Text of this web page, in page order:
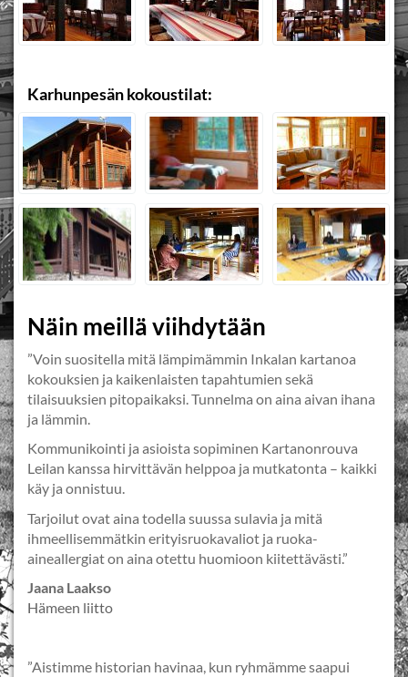
Karhunpesän kokoustilat:
Näin meillä viihdytään
”Voin suositella mitä lämpimämmin Inkalan kartanoa
kokouksien ja kaikenlaisten tapahtumien sekä
tilaisuuksien pitopaikaksi. Tunnelma on aina aivan ihana
ja lämmin.
Kommunikointi ja asioista sopiminen Kartanonrouva
Leilan kanssa hirvittävän helppoa ja mutkatonta – kaikki
käy ja onnistuu.
Tarjoilut ovat aina todella suussa sulavia ja mitä
ihmeellisemmätkin erityisruokavaliot ja ruoka-
aineallergiat on aina otettu huomioon kiitettävästi.”
Jaana Laakso
Hämeen liitto
”Aistimme historian havinaa, kun ryhmämme saapui